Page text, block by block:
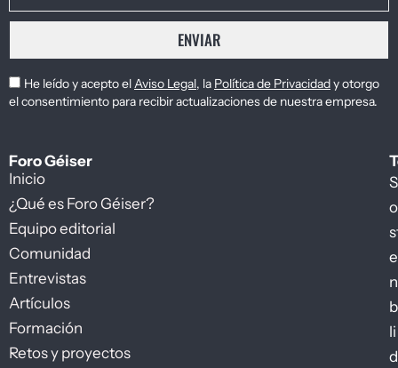
He leído y acepto elAviso Legal, la Política de Privacidady otorgo
el consentimiento para recibir actualizaciones de nuestra empresa.
ENVIAR
Foro Géiser
Inicio
¿Qué es Foro Géiser?
Equipo editorial
Comunidad
Entrevistas
Artículos
Formación
Retos y proyectos
S
o
e
li
d